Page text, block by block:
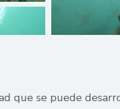
que se puede